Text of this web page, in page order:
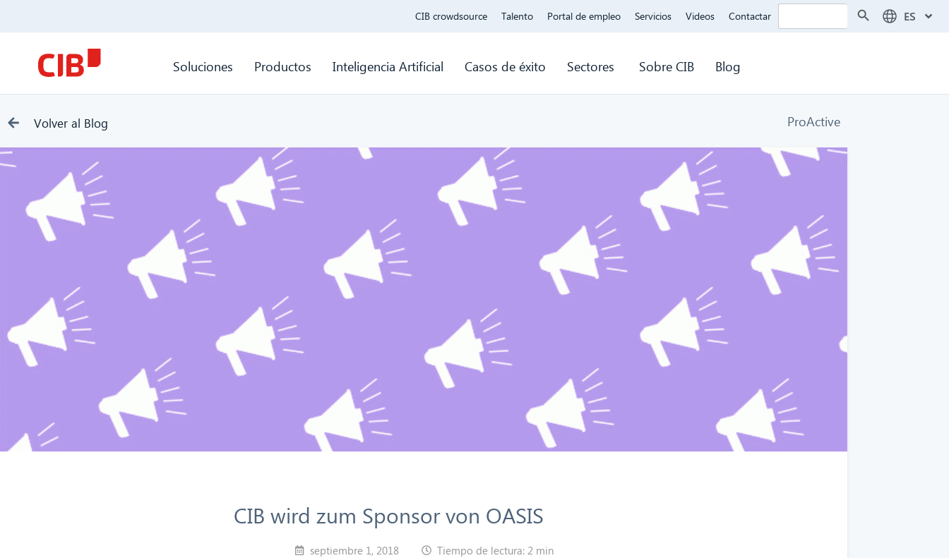
CIB crowdsource Talento Portal de empleo Servicios Videos Contactar Buscar: ES
Soluciones Productos Inteligencia Artificial Casos de éxito Sectores Sobre CIB Blog
Volver al Blog ProActive
CIB wird zum Sponsor von OASIS
septiembre 1, 2018 Tiempo de lectura: 2 min